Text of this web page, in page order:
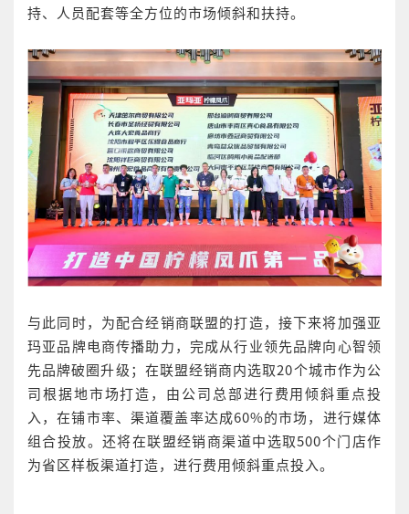
持、人员配套等全方位的市场倾斜和扶持。
与此同时，为配合经销商联盟的打造，接下来将加强亚
玛亚品牌电商传播助力，完成从行业领先品牌向心智领
先品牌破圈升级；在联盟经销商内选取20个城市作为公
司根据地市场打造，由公司总部进行费用倾斜重点投
入，在铺市率、渠道覆盖率达成60%的市场，进行媒体
组合投放。还将在联盟经销商渠道中选取500个门店作
为省区样板渠道打造，进行费用倾斜重点投入。